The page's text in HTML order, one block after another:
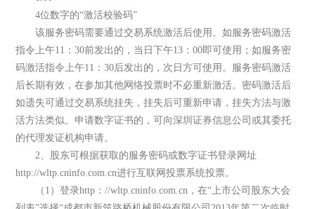
4位数字的“激活校验码”
该服务密码需要通过交易系统激活后使用。如服务密码激活
指令上午11：30前发出的，当日下午13：00即可使用；如服务密
码激活指令上午11：30后发出的，次日方可使用。服务密码激活
后长期有效，在参加其他网络投票时不必重新激活。密码激活后
如遗失可通过交易系统挂失，挂失后可重新申请，挂失方法与激
活方法类似。申请数字证书的，可向深圳证券信息公司或其委托
的代理发证机构申请。
2、股东可根据获取的服务密码或数字证书登录网址
http://wltp.cninfo.com.cn进行互联网投票系统投票。
（1）登录http：//wltp.cninfo.com.cn，在“上市公司股东大会